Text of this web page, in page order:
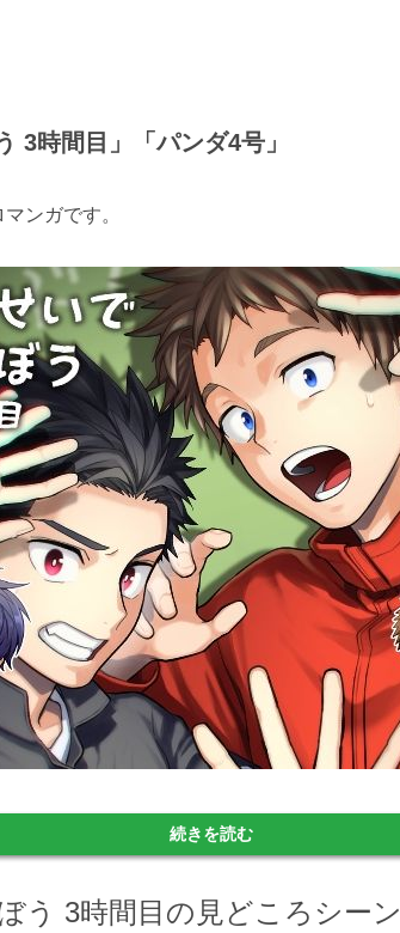
3時間目」「パンダ4号」
ンガです。
続きを読む
う 3時間目の見どころシーン